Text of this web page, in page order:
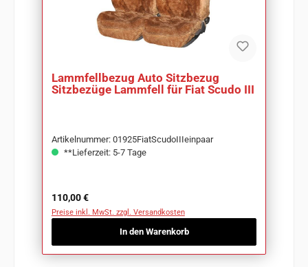
Lammfellbezug Auto Sitzbezug
Sitzbezüge Lammfell für Fiat Scudo III
Artikelnummer: 01925FiatScudoIIIeinpaar
**Lieferzeit: 5-7 Tage
Regulärer Preis:
110,00 €
Preise inkl. MwSt. zzgl. Versandkosten
In den Warenkorb